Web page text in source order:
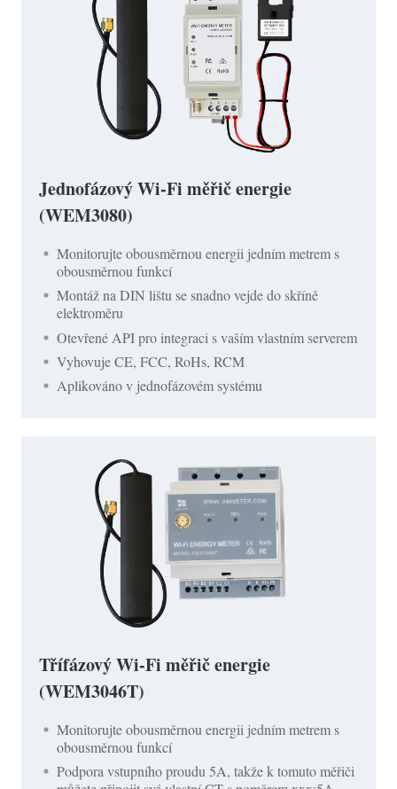
Jednofázový Wi-Fi měřič energie
(WEM3080)
Monitorujte obousměrnou energii jedním metrem s
obousměrnou funkcí
Montáž na DIN lištu se snadno vejde do skříně
elektroměru
Otevřené API pro integraci s vaším vlastním serverem
Vyhovuje CE, FCC, RoHs, RCM
Aplikováno v jednofázovém systému
Třífázový Wi-Fi měřič energie
(WEM3046T)
Monitorujte obousměrnou energii jedním metrem s
obousměrnou funkcí
Podpora vstupního proudu 5A, takže k tomuto měřiči